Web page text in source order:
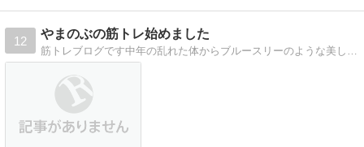
12
やまのぶの筋トレ始めました